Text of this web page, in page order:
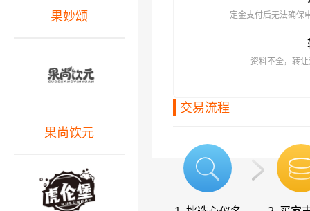
定金支付后无法确保
资料不全，转
交易流程
果妙颂
果尚饮元